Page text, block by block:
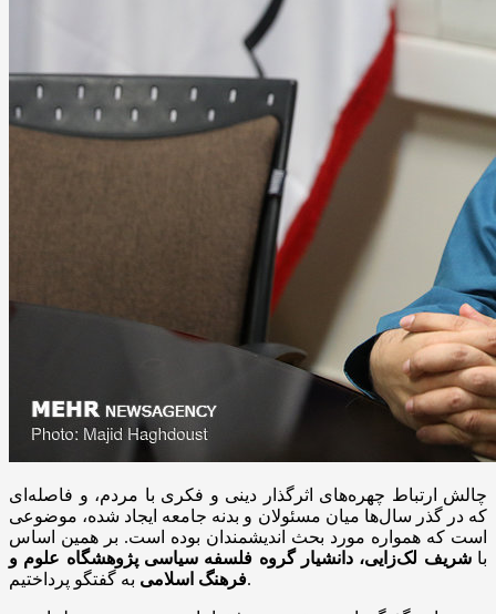
چالش ارتباط چهره‌های اثرگذار دینی و فکری با مردم، و فاصله‌ای
که در گذر سال‌ها میان مسئولان و بدنه جامعه ایجاد شده، موضوعی
است که همواره مورد بحث اندیشمندان بوده است. بر همین اساس
با شریف لک‌زایی، دانشیار گروه فلسفه سیاسی پژوهشگاه علوم و
فرهنگ اسلامیبه گفتگو پرداختیم.